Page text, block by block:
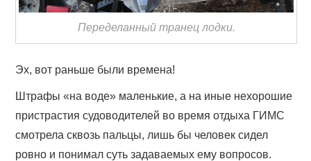
Переделанный транец лодки.
Эх, вот раньше были времена!
Штрафы «на воде» маленькие, а на иные нехорошие
пристрастия судоводителей во время отдыха ГИМС
смотрела сквозь пальцы, лишь бы человек сидел
ровно и понимал суть задаваемых ему вопросов.